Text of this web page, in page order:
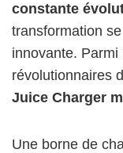
constante
transformation
innovante.
révolutionnaires
Juice Charger
Une borne de